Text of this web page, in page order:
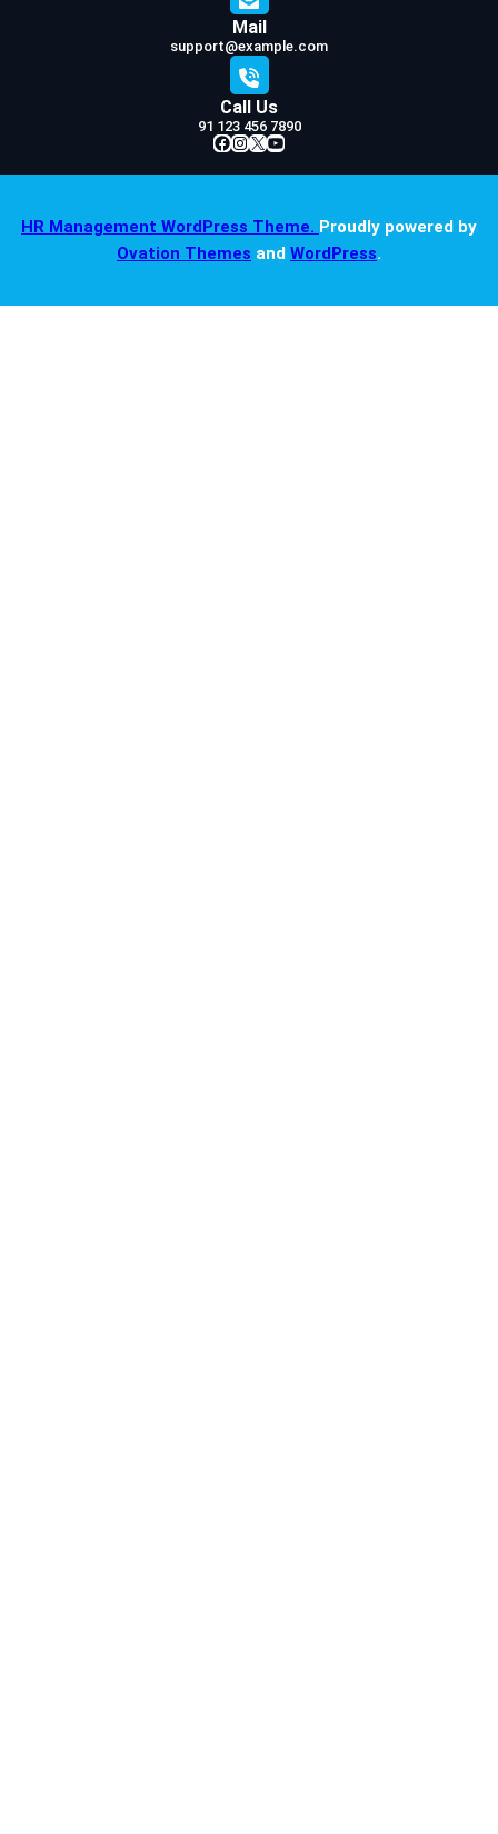
Mail
support@example.com
Call Us
91 123 456 7890
Facebook InstagramX YouTube
HR Management WordPress Theme. Proudly powered by
Ovation Themes and WordPress.